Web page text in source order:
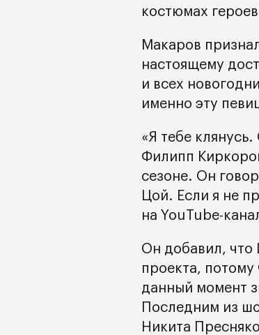
костюмах
Макаров
настоящему
и всех
именно эту
«Я тебе
Филипп
сезоне. Он
Цой. Если я не
на YouTube-
Он добавил, что
проекта,
данный момент
Последним из
Никита